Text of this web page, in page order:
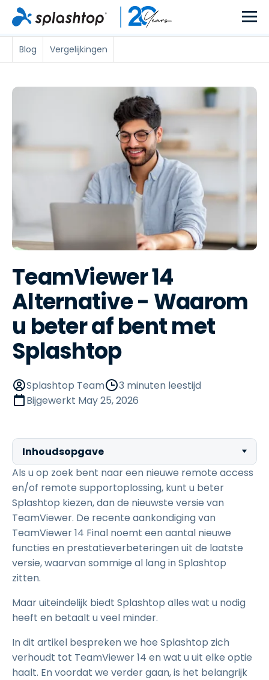
Blog Vergelijkingen
TeamViewer 14
Alternative - Waarom
u beter af bent met
Splashtop
Splashtop Team
3 minuten leestijd
Bijgewerkt May 25, 2026
Inhoudsopgave
Als u op zoek bent naar een nieuwe remote access
en/of remote supportoplossing, kunt u beter
Splashtop kiezen, dan de nieuwste versie van
TeamViewer. De recente aankondiging van
TeamViewer 14 Final noemt een aantal nieuwe
functies en prestatieverbeteringen uit de laatste
versie, waarvan sommige al lang in Splashtop
zitten.
Maar uiteindelijk biedt Splashtop alles wat u nodig
heeft en betaalt u veel minder.
In dit artikel bespreken we hoe Splashtop zich
verhoudt tot TeamViewer 14 en wat u uit elke optie
haalt. En voordat we verder gaan, is het belangrijk